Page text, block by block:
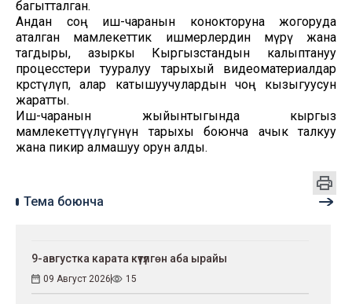
багытталган.
Андан соң иш-чаранын конокторуна жогоруда
аталган мамлекеттик ишмерлердин өмүрү жана
тагдыры, азыркы Кыргызстандын калыптануу
процесстери тууралуу тарыхый видеоматериалдар
көрсөтүлүп, алар катышуучулардын чоң кызыгуусун
жаратты.
Иш-чаранын жыйынтыгында кыргыз
мамлекеттүүлүгүнүн тарыхы боюнча ачык талкуу
жана пикир алмашуу орун алды.
Тема боюнча
9-августка карата күтүлгөн аба ырайы
09 Август 2026 15